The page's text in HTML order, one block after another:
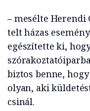
– mesélte Herendi
telt házas
egészítette ki,
biztos benne,
olyan, aki
csinál.